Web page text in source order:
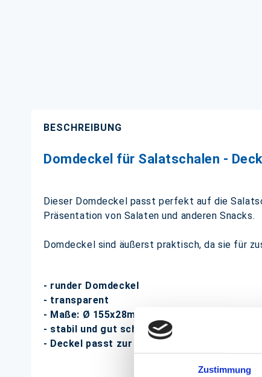
Zustimmung
BESCHREIBUNG
Domdeckel für Salatschalen -
Dieser Domdeckel passt perfekt auf die
Präsentation von Salaten und anderen Snacks.
Domdeckel sind äußerst praktisch, da sie für
- runder Domdeckel
- transparent
- Maße: Ø 155x28mm (für 610ml)
- stabil und gut schließend
- Deckel passt zur Salatschale mit Art. Nr.